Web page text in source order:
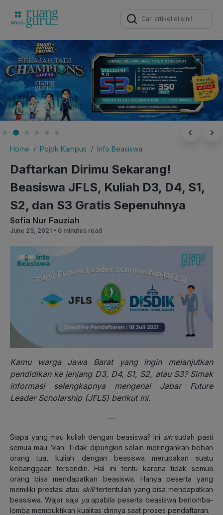
Search
for:
Home Pojok Kampus Info Beasiswa
Daftarkan Dirimu Sekarang!
Beasiswa JFLS, Kuliah D3, D4, S1,
S2, dan S3 Gratis Sepenuhnya
Sofia Nur Fauziah
June 23, 2021 • 6 minutes read
Kamu warga Jawa Barat yang ingin melanjutkan
pendidikan ke jenjang D3, D4, S1, S2, atau S3? Simak
informasi selengkapnya mengenai Jabar Future
Leader Scholarship (JFLS) berikut ini.
—
Siapa yang mau kuliah dengan beasiswa? Ini sihsudah pasti
semua mau ‘kan. Tidak dipungkiri selain meringankan beban
orang tua, kuliah dengan beasiswa merupakan suatu
kebanggaan tersendiri. Hal ini tentu karena tidak semua
orang bisa mendapatkan beasiswa. Hanya peserta yang
memiliki prestasi atau skilltertentulah yang bisa mendapatkan
beasiswa. Wajar saja yaapabila peserta beasiswa berlomba-
lomba membuktikan kualitas dirinya saat proses pendaftaran.